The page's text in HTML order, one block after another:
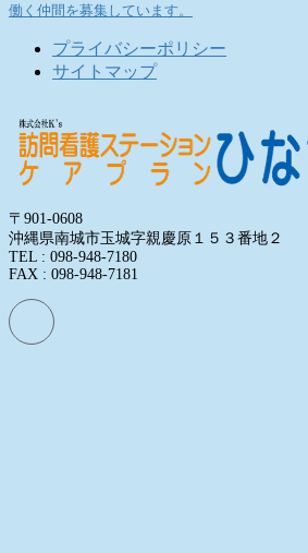
働く仲間を募集しています。
プライバシーポリシー
サイトマップ
〒901-0608
沖縄県南城市玉城字親慶原１５３番地２
TEL : 098-948-7180
FAX : 098-948-7181